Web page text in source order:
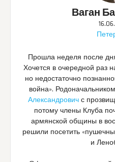
Ваган
Прошла неделя после
Хочется в очередной раз
но недостаточно
война».
Александрович с
потому члены Клуба
армянской общины в
решили посетить
и